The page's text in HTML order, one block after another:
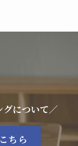
グについて／
ちら